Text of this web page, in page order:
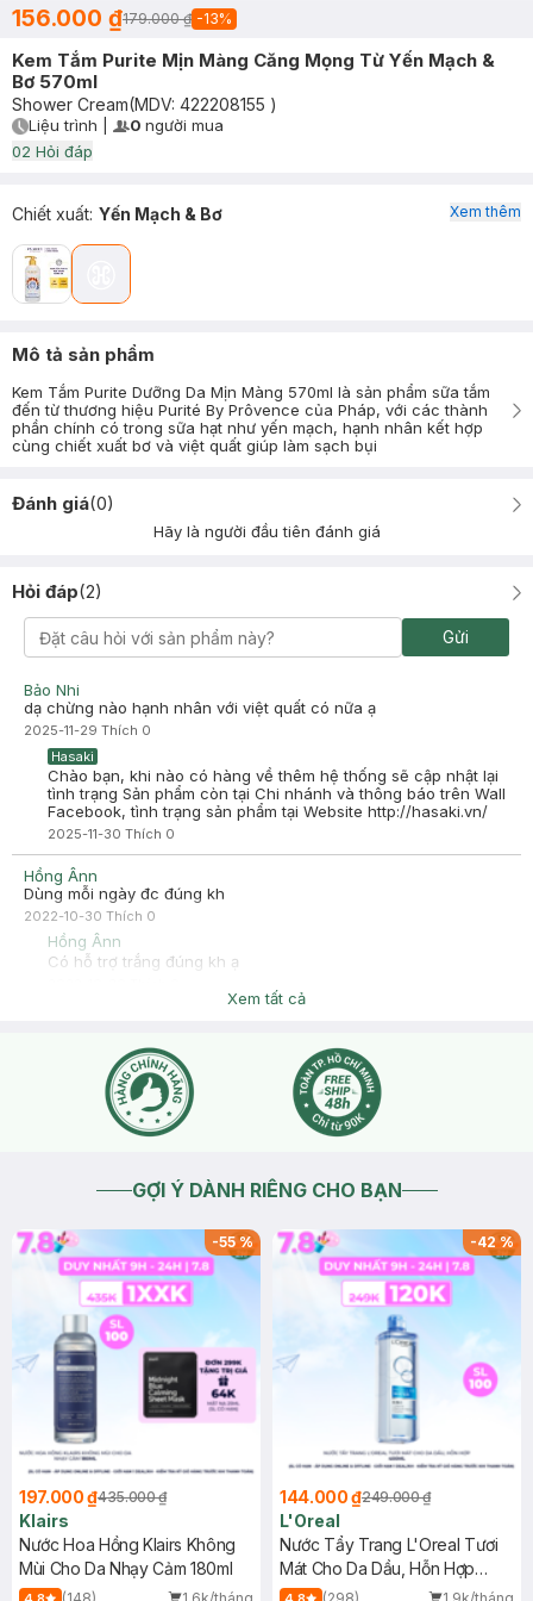
156.000 ₫179.000 ₫ -13%
Kem Tắm Purite Mịn Màng Căng Mọng Từ Yến Mạch &
Bơ 570ml
Shower Cream(MDV: 422208155 )
Timer Gray Icon
Liệu trình User Product Icon
0 người mua
02 Hỏi đáp
Chiết xuất: Yến Mạch & Bơ Xem thêm
Mô tả sản phẩm
Kem Tắm Purite Dưỡng Da Mịn Màng 570ml là sản phẩm sữa tắm
đến từ thương hiệu Purité By Prôvence của Pháp, với các thành
phần chính có trong sữa hạt như yến mạch, hạnh nhân kết hợp
cùng chiết xuất bơ và việt quất giúp làm sạch bụi
Đánh giá(0)
Hãy là người đầu tiên đánh giá
Hỏi đáp(2)
Gửi
Bảo Nhi
dạ chừng nào hạnh nhân với việt quất có nữa ạ
2025-11-29 Thích 0
Hasaki
Chào bạn, khi nào có hàng về thêm hệ thống sẽ cập nhật lại
tình trạng Sản phẩm còn tại Chi nhánh và thông báo trên Wall
Facebook, tình trạng sản phẩm tại Website http://hasaki.vn/
2025-11-30 Thích 0
Hồng Ânn
Dùng mỗi ngày đc đúng kh
2022-10-30 Thích 0
Hồng Ânn
Có hỗ trợ trắng đúng kh ạ
2022-10-30Thích2
Xem tất cả
GỢI Ý DÀNH RIÊNG CHO BẠN
-55%
197.000 ₫435.000 ₫
Klairs
Nước Hoa Hồng Klairs Không
Mùi Cho Da Nhạy Cảm 180ml
-42%
144.000 ₫249.000 ₫
L'Oreal
Nước Tẩy Trang L'Oreal Tươi
Mát Cho Da Dầu, Hỗn Hợp
400ml